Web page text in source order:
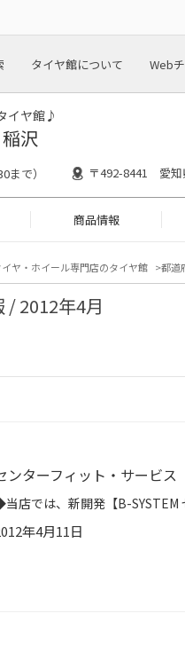
タイヤ館について Web
イヤ館♪
沢
で） 〒492-8441 愛知
商品情報
イヤ・ホイール専門店のタイヤ館 都道
/ 2012年4月
ンターフィット・サービス
年4月11日